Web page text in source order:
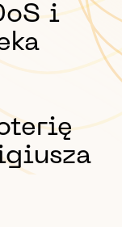
i